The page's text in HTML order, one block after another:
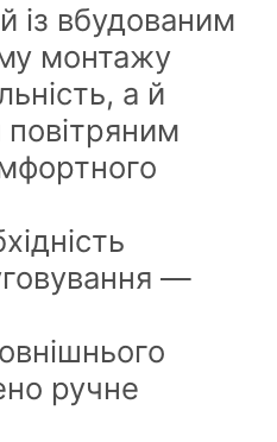
із вбудованим
монтажу
а й
повітряним
—
ручне